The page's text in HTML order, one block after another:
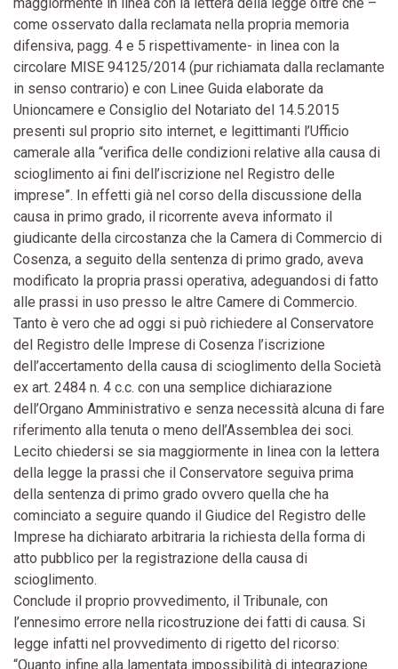
come osservato dalla reclamata nella propria memoria
difensiva, pagg. 4 e 5 rispettivamente- in linea con la
circolare MISE 94125/2014 (pur richiamata dalla reclamante
in senso contrario) e con Linee Guida elaborate da
Unioncamere e Consiglio del Notariato del 14.5.2015
presenti sul proprio sito internet, e legittimanti l’Ufficio
camerale alla “verifica delle condizioni relative alla causa di
scioglimento ai fini dell’iscrizione nel Registro delle
imprese”. In effetti già nel corso della discussione della
causa in primo grado, il ricorrente aveva informato il
giudicante della circostanza che la Camera di Commercio di
Cosenza, a seguito della sentenza di primo grado, aveva
modificato la propria prassi operativa, adeguandosi di fatto
alle prassi in uso presso le altre Camere di Commercio.
Tanto è vero che ad oggi si può richiedere al Conservatore
del Registro delle Imprese di Cosenza l’iscrizione
dell’accertamento della causa di scioglimento della Società
ex art. 2484 n. 4 c.c. con una semplice dichiarazione
dell’Organo Amministrativo e senza necessità alcuna di fare
riferimento alla tenuta o meno dell’Assemblea dei soci.
Lecito chiedersi se sia maggiormente in linea con la lettera
della legge la prassi che il Conservatore seguiva prima
della sentenza di primo grado ovvero quella che ha
cominciato a seguire quando il Giudice del Registro delle
Imprese ha dichiarato arbitraria la richiesta della forma di
atto pubblico per la registrazione della causa di
scioglimento.
Conclude il proprio provvedimento, il Tribunale, con
l’ennesimo errore nella ricostruzione dei fatti di causa. Si
legge infatti nel provvedimento di rigetto del ricorso:
“Quanto infine alla lamentata impossibilità di integrazione